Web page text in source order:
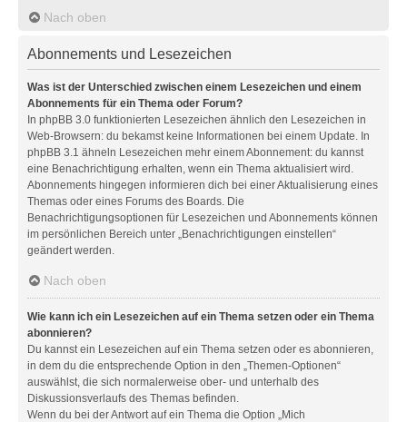
Nach oben
Abonnements und Lesezeichen
Was ist der Unterschied zwischen einem Lesezeichen und einem
Abonnements für ein Thema oder Forum?
In phpBB 3.0 funktionierten Lesezeichen ähnlich den Lesezeichen in
Web-Browsern: du bekamst keine Informationen bei einem Update. In
phpBB 3.1 ähneln Lesezeichen mehr einem Abonnement: du kannst
eine Benachrichtigung erhalten, wenn ein Thema aktualisiert wird.
Abonnements hingegen informieren dich bei einer Aktualisierung eines
Themas oder eines Forums des Boards. Die
Benachrichtigungsoptionen für Lesezeichen und Abonnements können
im persönlichen Bereich unter „Benachrichtigungen einstellen“
geändert werden.
Nach oben
Wie kann ich ein Lesezeichen auf ein Thema setzen oder ein Thema
abonnieren?
Du kannst ein Lesezeichen auf ein Thema setzen oder es abonnieren,
in dem du die entsprechende Option in den „Themen-Optionen“
auswählst, die sich normalerweise ober- und unterhalb des
Diskussionsverlaufs des Themas befinden.
Wenn du bei der Antwort auf ein Thema die Option „Mich